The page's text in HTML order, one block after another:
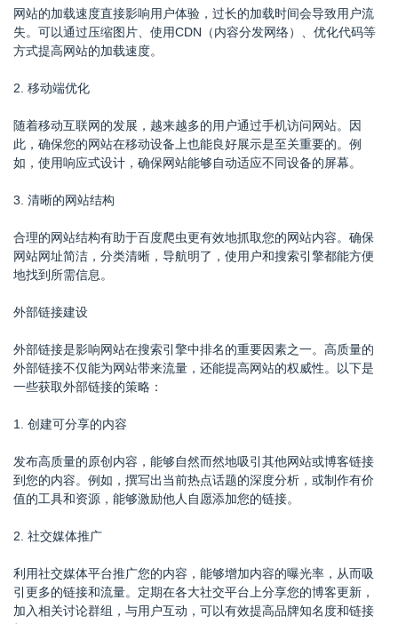
网站的加载速度直接影响用户体验，过长的加载时间会导致用户流
失。可以通过压缩图片、使用CDN（内容分发网络）、优化代码等
方式提高网站的加载速度。
2. 移动端优化
随着移动互联网的发展，越来越多的用户通过手机访问网站。因
此，确保您的网站在移动设备上也能良好展示是至关重要的。例
如，使用响应式设计，确保网站能够自动适应不同设备的屏幕。
3. 清晰的网站结构
合理的网站结构有助于百度爬虫更有效地抓取您的网站内容。确保
网站网址简洁，分类清晰，导航明了，使用户和搜索引擎都能方便
地找到所需信息。
外部链接建设
外部链接是影响网站在搜索引擎中排名的重要因素之一。高质量的
外部链接不仅能为网站带来流量，还能提高网站的权威性。以下是
一些获取外部链接的策略：
1. 创建可分享的内容
发布高质量的原创内容，能够自然而然地吸引其他网站或博客链接
到您的内容。例如，撰写出当前热点话题的深度分析，或制作有价
值的工具和资源，能够激励他人自愿添加您的链接。
2. 社交媒体推广
利用社交媒体平台推广您的内容，能够增加内容的曝光率，从而吸
引更多的链接和流量。定期在各大社交平台上分享您的博客更新，
加入相关讨论群组，与用户互动，可以有效提高品牌知名度和链接